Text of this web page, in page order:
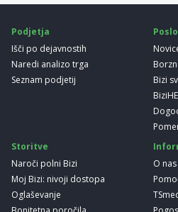
Podjetja
Išči po dejavnostih
Naredi analizo trga
Seznam podjetij
Bizi
Storitve
Naroči polni Bizi
Moj Bizi: nivoji dostopa
Oglaševanje
O nas